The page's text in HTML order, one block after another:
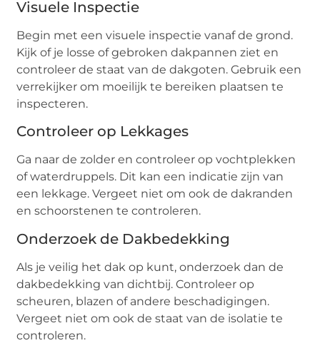
Visuele Inspectie
Begin met een visuele inspectie vanaf de grond.
Kijk of je losse of gebroken dakpannen ziet en
controleer de staat van de dakgoten. Gebruik een
verrekijker om moeilijk te bereiken plaatsen te
inspecteren.
Controleer op Lekkages
Ga naar de zolder en controleer op vochtplekken
of waterdruppels. Dit kan een indicatie zijn van
een lekkage. Vergeet niet om ook de dakranden
en schoorstenen te controleren.
Onderzoek de Dakbedekking
Als je veilig het dak op kunt, onderzoek dan de
dakbedekking van dichtbij. Controleer op
scheuren, blazen of andere beschadigingen.
Vergeet niet om ook de staat van de isolatie te
controleren.